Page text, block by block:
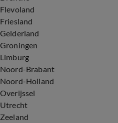
Flevoland
Friesland
Gelderland
Groningen
Limburg
Noord-Brabant
Noord-Holland
Overijssel
Utrecht
Zeeland